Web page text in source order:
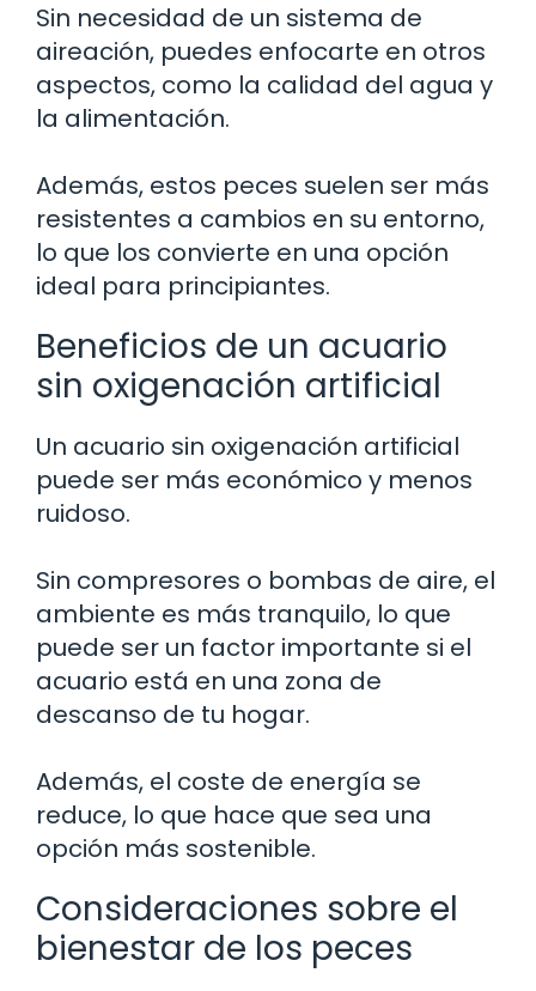
Sin necesidad de un sistema de
aireación, puedes enfocarte en otros
aspectos, como la calidad del agua y
la alimentación.
Además, estos peces suelen ser más
resistentes a cambios en su entorno,
lo que los convierte en una opción
ideal para principiantes.
Beneficios de un acuario
sin oxigenación artificial
Un acuario sin oxigenación artificial
puede ser más económico y menos
ruidoso.
Sin compresores o bombas de aire, el
ambiente es más tranquilo, lo que
puede ser un factor importante si el
acuario está en una zona de
descanso de tu hogar.
Además, el coste de energía se
reduce, lo que hace que sea una
opción más sostenible.
Consideraciones sobre el
bienestar de los peces